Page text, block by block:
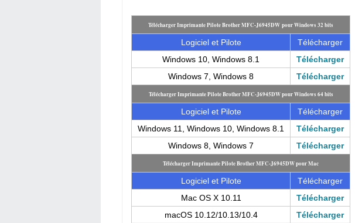
Télécharger Imprimante Pilote Brother MFC-J6945DW pour Windows 32 bits
Logiciel et Pilote
Télécharger
Windows 10, Windows 8.1
Télécharger
Windows 7, Windows 8
Télécharger
Télécharger Imprimante Pilote Brother MFC-J6945DW pour Windows 64 bits
Logiciel et Pilote
Télécharger
Windows 11, Windows 10, Windows 8.1
Télécharger
Windows 8, Windows 7
Télécharger
Télécharger Imprimante Pilote Brother MFC-J6945DW pour Mac
Logiciel et Pilote
Télécharger
Mac OS X 10.11
Télécharger
macOS 10.12/10.13/10.4
Télécharger